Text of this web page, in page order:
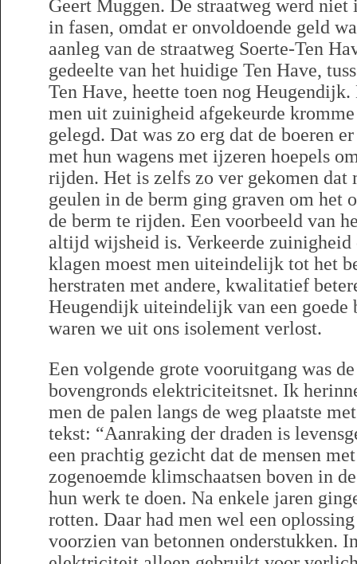
Geert Muggen. De straatweg werd niet
in fasen, omdat er onvoldoende geld
aanleg van de straatweg Soerte-Ten
gedeelte van het huidige Ten Have,
Ten Have, heette toen nog Heugendijk.
men uit zuinigheid afgekeurde
gelegd. Dat was zo erg dat de boeren
met hun wagens met ijzeren hoepels
rijden. Het is zelfs zo ver gekomen dat
geulen in de berm ging graven om het
de berm te rijden. Een voorbeeld van
altijd wijsheid is. Verkeerde zuinigheid
klagen moest men uiteindelijk tot het
herstraten met andere, kwalitatief
Heugendijk uiteindelijk van een goede
waren we uit ons isolement verlost.
Een volgende grote vooruitgang was
bovengronds elektriciteitsnet. Ik
men de palen langs de weg plaatste
tekst: “Aanraking der draden is
een prachtig gezicht dat de mensen
zogenoemde klimschaatsen boven in
hun werk te doen. Na enkele jaren
rotten. Daar had men wel een
voorzien van betonnen onderstukken.